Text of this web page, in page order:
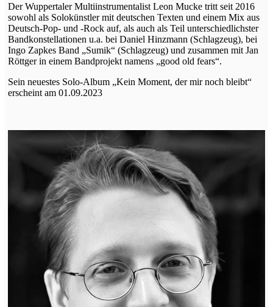
Der Wuppertaler Multiinstrumentalist Leon Mucke tritt seit 2016
sowohl als Solokünstler mit deutschen Texten und einem Mix aus
Deutsch-Pop- und -Rock auf, als auch als Teil unterschiedlichster
Bandkonstellationen u.a. bei Daniel Hinzmann (Schlagzeug), bei
Ingo Zapkes Band „Sumik“ (Schlagzeug) und zusammen mit Jan
Röttger in einem Bandprojekt namens „good old fears“.
Sein neuestes Solo-Album „Kein Moment, der mir noch bleibt“
erscheint am 01.09.2023